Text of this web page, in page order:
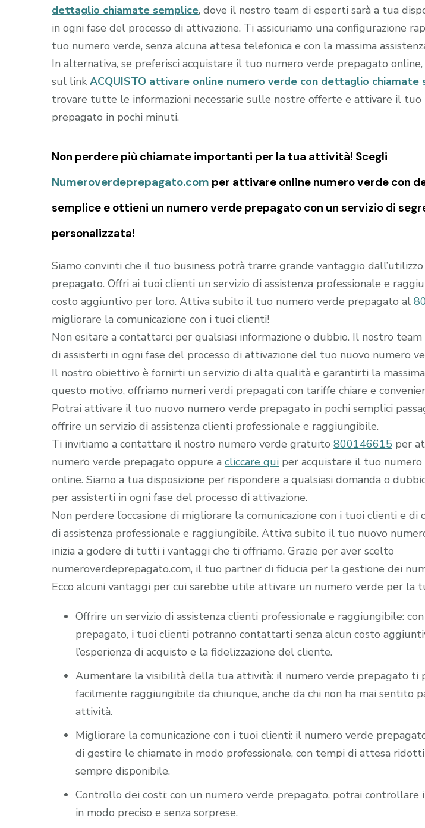
dettaglio chiamate semplice, dove il nostro team di esperti sarà a tua
in ogni fase del processo di attivazione. Ti assicuriamo una configurazione
tuo numero verde, senza alcuna attesa telefonica e con la massima
In alternativa, se preferisci acquistare il tuo numero verde prepagato
sul link ACQUISTO attivare online numero verde con dettaglio chiamate
trovare tutte le informazioni necessarie sulle nostre offerte e attivare il tuo
prepagato in pochi minuti.
Non perdere più chiamate importanti per la tua attività! Scegli
Numeroverdeprepagato.com per attivare online numero verde con
semplice e ottieni un numero verde prepagato con un servizio di
personalizzata!
Siamo convinti che il tuo business potrà trarre grande vantaggio
prepagato. Offri ai tuoi clienti un servizio di assistenza professionale e
costo aggiuntivo per loro. Attiva subito il tuo numero verde prepagato al
migliorare la comunicazione con i tuoi clienti!
Non esitare a contattarci per qualsiasi informazione o dubbio. Il nostro
di assisterti in ogni fase del processo di attivazione del tuo nuovo numero
Il nostro obiettivo è fornirti un servizio di alta qualità e garantirti la massima
questo motivo, offriamo numeri verdi prepagati con tariffe chiare e
Potrai attivare il tuo nuovo numero verde prepagato in pochi semplici
offrire un servizio di assistenza clienti professionale e raggiungibile.
Ti invitiamo a contattare il nostro numero verde gratuito 800146615 per
numero verde prepagato oppure a cliccare qui per acquistare il tuo
online. Siamo a tua disposizione per rispondere a qualsiasi domanda o
per assisterti in ogni fase del processo di attivazione.
Non perdere l’occasione di migliorare la comunicazione con i tuoi clienti e
di assistenza professionale e raggiungibile. Attiva subito il tuo nuovo
inizia a godere di tutti i vantaggi che ti offriamo. Grazie per aver scelto
numeroverdeprepagato.com, il tuo partner di fiducia per la gestione dei
Ecco alcuni vantaggi per cui sarebbe utile attivare un numero verde per la
Offrire un servizio di assistenza clienti professionale e raggiungibile:
prepagato, i tuoi clienti potranno contattarti senza alcun costo
l’esperienza di acquisto e la fidelizzazione del cliente.
Aumentare la visibilità della tua attività: il numero verde prepagato ti
facilmente raggiungibile da chiunque, anche da chi non ha mai sentito
attività.
Migliorare la comunicazione con i tuoi clienti: il numero verde
di gestire le chiamate in modo professionale, con tempi di attesa ridotti
sempre disponibile.
Controllo dei costi: con un numero verde prepagato, potrai controllare
in modo preciso e senza sorprese.